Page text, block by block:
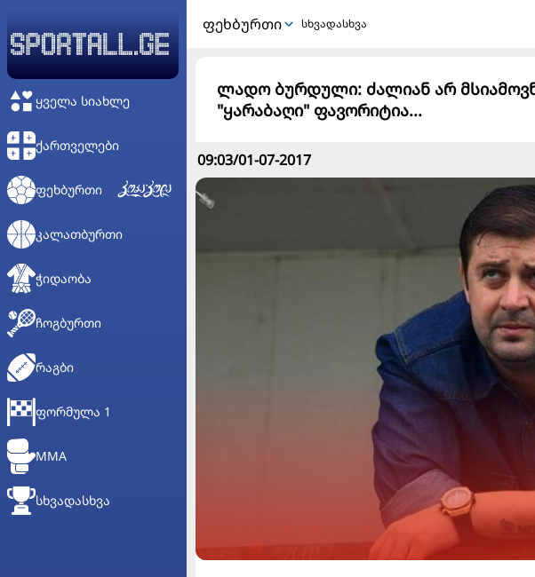
ᲧᲕᲔᲚᲐ ᲡᲘᲐᲮᲚᲔ
ᲥᲐᲠᲗᲕᲔᲚᲔᲑᲘ
ᲤᲔᲮᲑᲣᲠᲗᲘ
ᲙᲐᲚᲐᲗᲑᲣᲠᲗᲘ
ᲭᲘᲓᲐᲝᲑᲐ
ᲩᲝᲒᲑᲣᲠᲗᲘ
ᲠᲐᲒᲑᲘ
ᲤᲝᲠᲛᲣᲚᲐ 1
MMA
ᲡᲮᲕᲐᲓᲐᲡᲮᲕᲐ
ᲤᲔᲮᲑᲣᲠᲗᲘ სხვადასხვა
ლადო ბურდული: ძალიან არ
"ყარაბაღი" ფავორიტია...
09:03/01-07-2017